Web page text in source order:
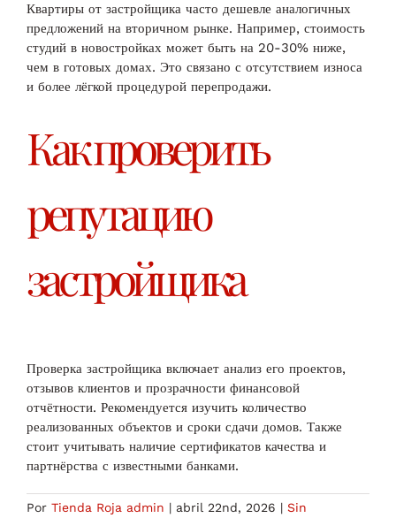
Квартиры от застройщика часто дешевле аналогичных
предложений на вторичном рынке. Например, стоимость
студий в новостройках может быть на 20-30% ниже,
чем в готовых домах. Это связано с отсутствием износа
и более лёгкой процедурой перепродажи.
Как проверить
репутацию
застройщика
Проверка застройщика включает анализ его проектов,
отзывов клиентов и прозрачности финансовой
отчётности. Рекомендуется изучить количество
реализованных объектов и сроки сдачи домов. Также
стоит учитывать наличие сертификатов качества и
партнёрства с известными банками.
Por Tienda Roja admin | abril 22nd, 2026 | Sin